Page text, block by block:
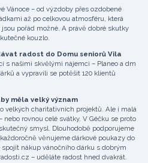
Vánoce – od výzdoby přes ozdobené
až po celkovou atmosféru, která
pořád možné. A právě dobré skutky
kouzlo.
radost do Domu seniorů Vila
s našimi skvělými nájemci – Planeo a dm
a vypravili se potěšit 120 klientů
měla velký význam
velkých charitativních projektů. Ale i malá
rovnou celé svátky. V Géčku se proto
smysl. Dlouhodobě podporujeme
věnujeme dárkové poukazy do
nákup vánočního dárku s dobrým
– uděláte radost hned dvakrát.